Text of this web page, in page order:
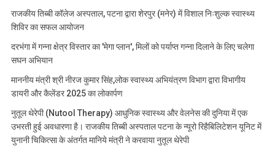
राजकीय तिब्बी कॉलेज अस्पताल, पटना द्वारा शेरपुर (मनेर) में विशाल निःशुल्क स्वास्थ्य
शिविर का सफल आयोजन
दरभंगा में गन्ना क्षेत्र विस्तार का 'मेगा प्लान', मिलों को पर्याप्त गन्ना दिलाने के लिए चलेगा
सघन अभियान
माननीय मंत्री श्री नीरज कुमार सिंह,लोक स्वास्थ्य अभियंत्रण विभाग द्वारा विभागीय
डायरी और कैलेंडर 2025 का लोकार्पण
नुतूल थेरेपी (Nutool Therapy) आधुनिक स्वास्थ्य और वेलनेस की दुनिया में एक
उभरती हुई अवधारणा है। राजकीय तिब्बी अस्पताल पटना के न्यूरो रिहैबिलिटेशन यूनिट में
युनानी चिकित्सा के अंतर्गत मानिये मंत्री ने करवाया नुतूल थेरेपी